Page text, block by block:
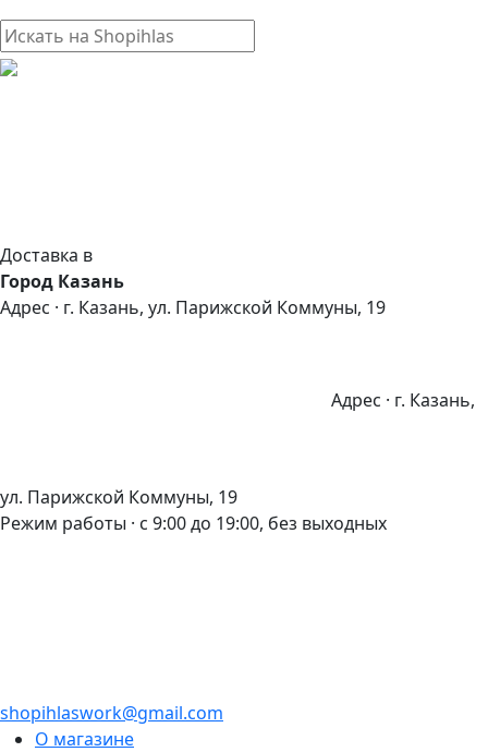
Доставка в
Город Казань
Адрес · г. Казань, ул. Парижской Коммуны, 19
Адрес · г. Казань,
ул. Парижской Коммуны, 19
Режим работы · с 9:00 до 19:00, без выходных
shopihlaswork@gmail.com
О магазине